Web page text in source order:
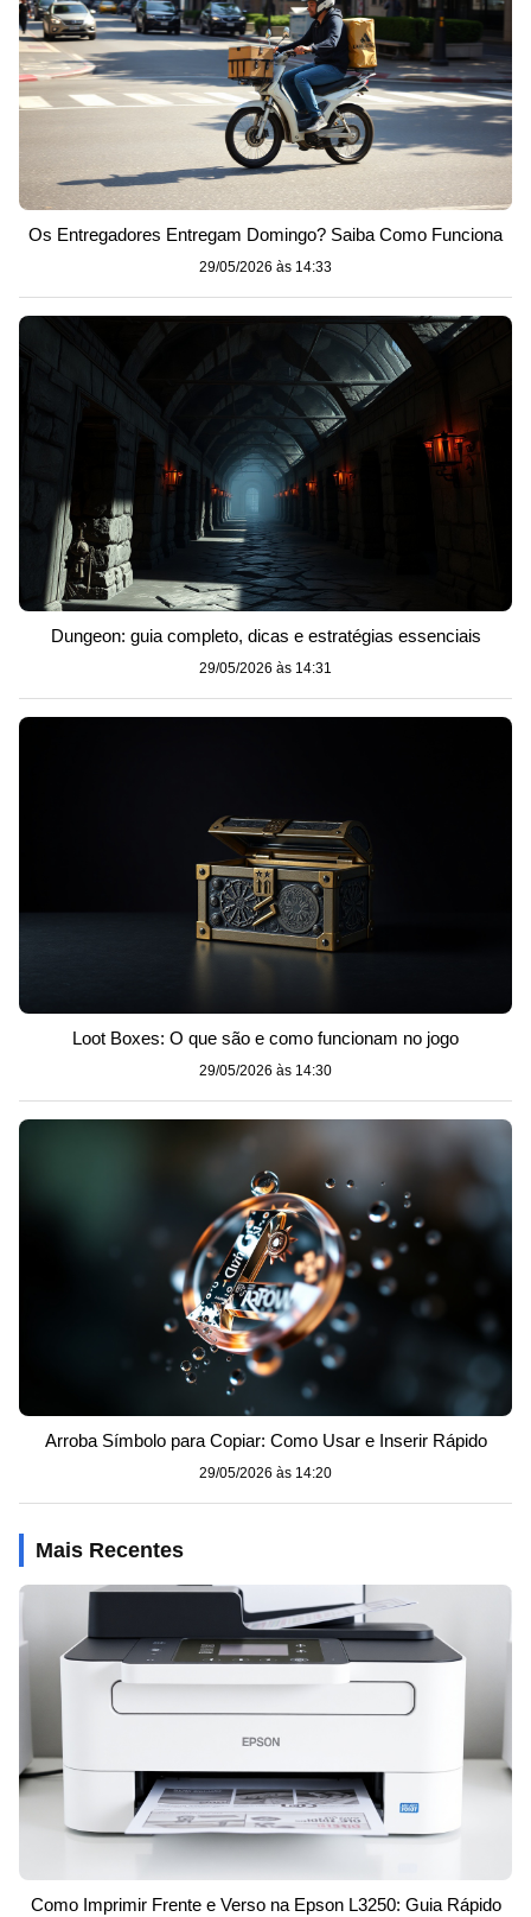
Os Entregadores Entregam Domingo? Saiba Como Funciona
29/05/2026 às 14:33
Dungeon: guia completo, dicas e estratégias essenciais
29/05/2026 às 14:31
Loot Boxes: O que são e como funcionam no jogo
29/05/2026 às 14:30
Arroba Símbolo para Copiar: Como Usar e Inserir Rápido
29/05/2026 às 14:20
Mais Recentes
Como Imprimir Frente e Verso na Epson L3250: Guia Rápido